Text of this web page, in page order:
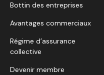
Bottin des entreprises
Avantages commerciaux
Régime d’assurance
collective
Devenir membre